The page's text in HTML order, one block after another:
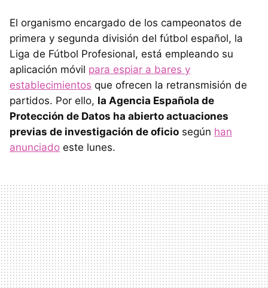
El organismo encargado de los campeonatos de
primera y segunda división del fútbol español, la
Liga de Fútbol Profesional, está empleando su
aplicación móvil para espiar a bares y
establecimientos que ofrecen la retransmisión de
partidos. Por ello, la Agencia Española de
Protección de Datos ha abierto actuaciones
previas de investigación de oficio según han
anunciado este lunes.